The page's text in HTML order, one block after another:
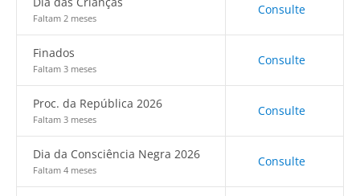
Faltam 2 meses
Consulte
Finados
Faltam 3 meses
Consulte
Proc. da República 2026
Faltam 3 meses
Consulte
Dia da Consciência Negra 2026
Faltam 4 meses
Consulte